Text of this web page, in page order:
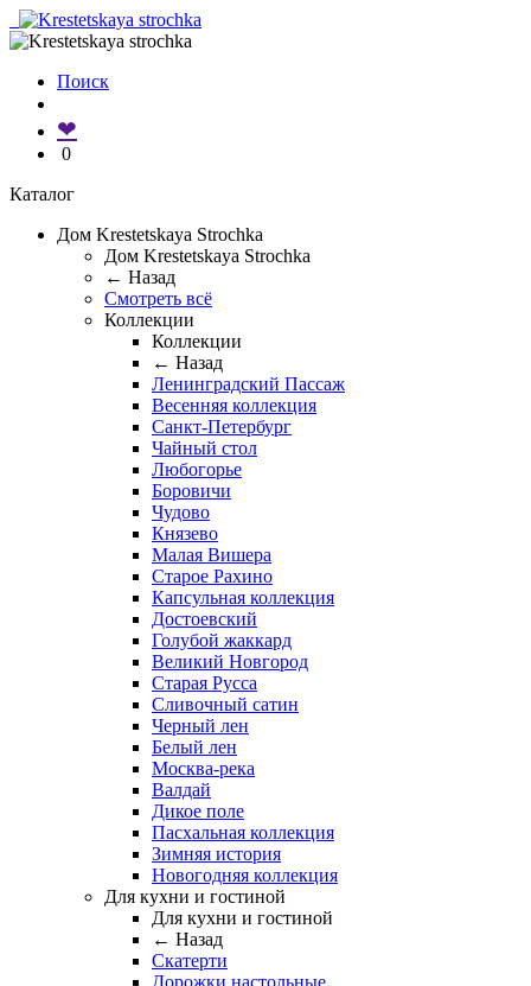
Поиск
❤
0
Каталог
Дом Krestetskaya Strochka
Дом Krestetskaya Strochka
← Назад
Смотреть всё
Коллекции
Коллекции
← Назад
Ленинградский Пассаж
Весенняя коллекция
Санкт-Петербург
Чайный стол
Любогорье
Боровичи
Чудово
Князево
Малая Вишера
Старое Рахино
Капсульная коллекция
Достоевский
Голубой жаккард
Великий Новгород
Старая Русса
Сливочный сатин
Черный лен
Белый лен
Москва-река
Валдай
Дикое поле
Пасхальная коллекция
Зимняя история
Новогодняя коллекция
Для кухни и гостиной
Для кухни и гостиной
← Назад
Скатерти
Дорожки настольные